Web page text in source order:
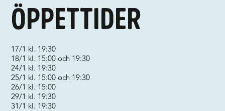
Öppettider
17/1 kl. 19:30
18/1 kl. 15:00 och 19:30
24/1 kl. 19:30
25/1 kl. 15:00 och 19:30
26/1 kl. 15:00
29/1 kl. 19:30
31/1 kl. 19:30